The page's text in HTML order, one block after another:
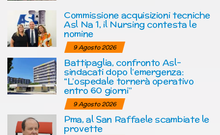
Commissione acquisizioni tecniche
Asl Na 1, il Nursing contesta le
nomine
9 Agosto 2026
Battipaglia, confronto Asl-
sindacati dopo l’emergenza:
“L’ospedale tornerà operativo
entro 60 giorni”
9 Agosto 2026
Pma, al San Raffaele scambiate le
provette